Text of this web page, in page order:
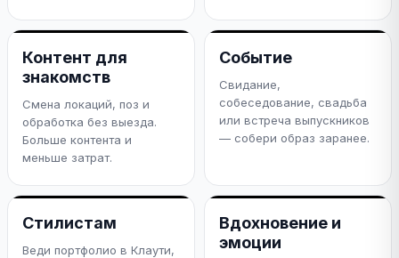
Контент для
знакомств
Смена локаций, поз и
обработка без выезда.
Больше контента и
меньше затрат.
Событие
Свидание,
собеседование, свадьба
или встреча выпускников
— собери образ заранее.
Стилистам
Веди портфолио в Клаути,
Вдохновение и
эмоции